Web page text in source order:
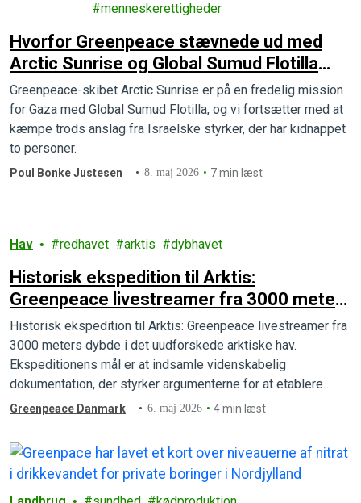
menneskerettigheder
Hvorfor Greenpeace stævnede ud med
Arctic Sunrise og Global Sumud Flotilla
for at sejle til Gaza, og hvad der er sket
Greenpeace-skibet Arctic Sunrise er på en fredelig mission
for Gaza med Global Sumud Flotilla, og vi fortsætter med at
kæmpe trods anslag fra Israelske styrker, der har kidnappet
to personer.
Poul Bonke Justesen 8. maj 2026 7 min læst
Hav redhavet arktis dybhavet
Historisk ekspedition til Arktis:
Greenpeace livestreamer fra 3000 meters
dybde i det uudforskede arktiske hav
Historisk ekspedition til Arktis: Greenpeace livestreamer fra
3000 meters dybde i det uudforskede arktiske hav.
Ekspeditionens mål er at indsamle videnskabelig
dokumentation, der styrker argumenterne for at etablere
beskyttede havområder i Arktis og stopper alle planer om
Greenpeace Danmark 6. maj 2026 4 min læst